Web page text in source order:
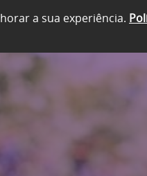
a sua experiência.